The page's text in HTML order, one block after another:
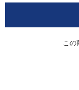
この